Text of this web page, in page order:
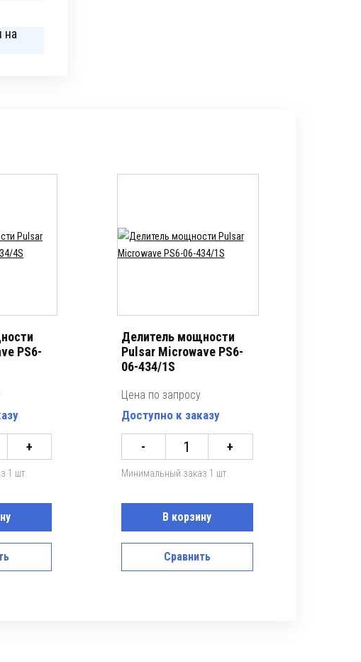
на
PS6-
+
1 шт.
Делитель мощности
Pulsar Microwave PS6-
06-434/1S
Цена по запросу
Доступно к заказу
- +
Минимальный заказ 1 шт.
В корзину
Сравнить